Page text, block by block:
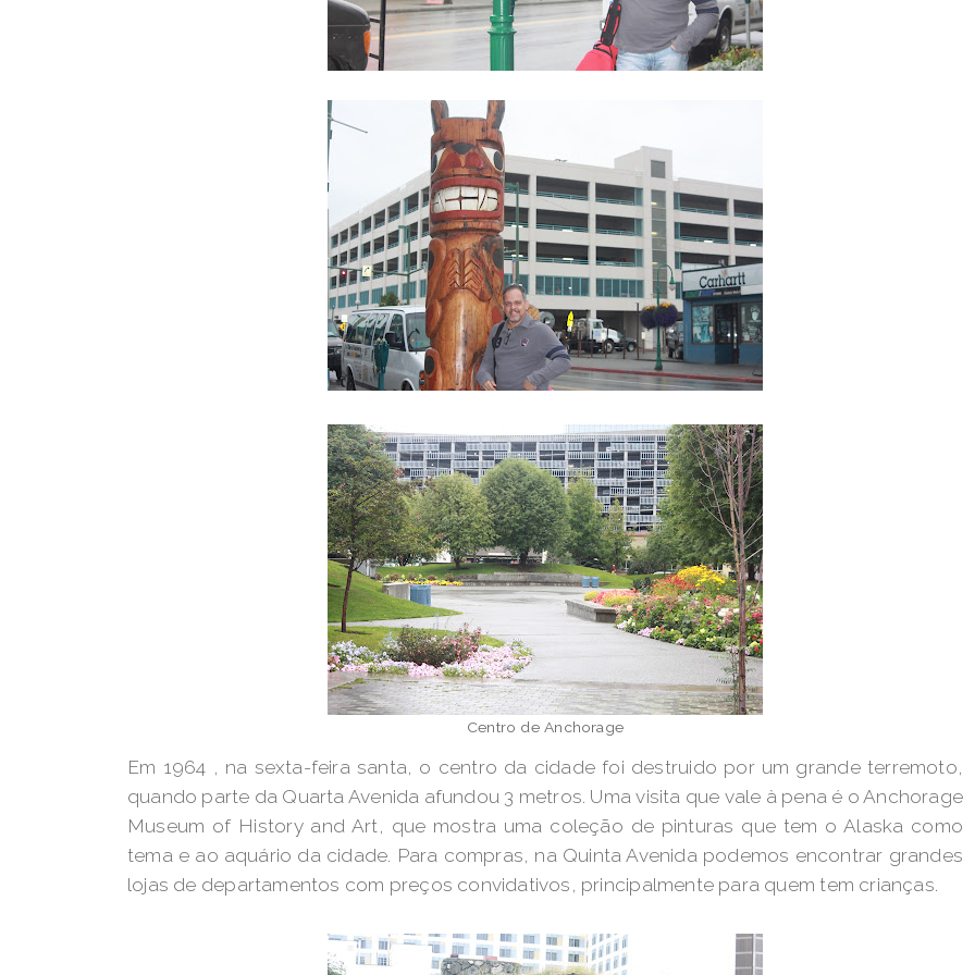
Centro de Anchorage
Em 1964 , na sexta-feira santa, o centro da cidade foi destruido por um grande terremoto,
quando parte da Quarta Avenida afundou 3 metros. Uma visita que vale à pena é o Anchorage
Museum of History and Art, que mostra uma coleção de pinturas que tem o Alaska como
tema e ao aquário da cidade. Para compras, na Quinta Avenida podemos encontrar grandes
lojas de departamentos com preços convidativos, principalmente para quem tem crianças.